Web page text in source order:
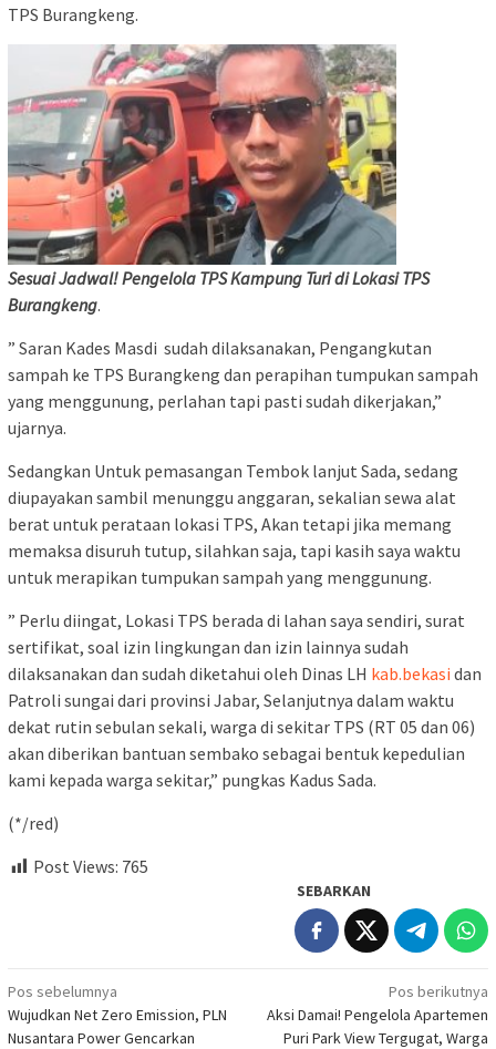
TPS Burangkeng.
Sesuai Jadwal! Pengelola TPS Kampung Turi di Lokasi TPS
Burangkeng.
” Saran Kades Masdi sudah dilaksanakan, Pengangkutan
sampah ke TPS Burangkeng dan perapihan tumpukan sampah
yang menggunung, perlahan tapi pasti sudah dikerjakan,”
ujarnya.
Sedangkan Untuk pemasangan Tembok lanjut Sada, sedang
diupayakan sambil menunggu anggaran, sekalian sewa alat
berat untuk perataan lokasi TPS, Akan tetapi jika memang
memaksa disuruh tutup, silahkan saja, tapi kasih saya waktu
untuk merapikan tumpukan sampah yang menggunung.
” Perlu diingat, Lokasi TPS berada di lahan saya sendiri, surat
sertifikat, soal izin lingkungan dan izin lainnya sudah
dilaksanakan dan sudah diketahui oleh Dinas LH kab.bekasi dan
Patroli sungai dari provinsi Jabar, Selanjutnya dalam waktu
dekat rutin sebulan sekali, warga di sekitar TPS (RT 05 dan 06)
akan diberikan bantuan sembako sebagai bentuk kepedulian
kami kepada warga sekitar,” pungkas Kadus Sada.
(*/red)
Post Views: 765
SEBARKAN
Navigasi
pos
Pos sebelumnya
Wujudkan Net Zero Emission, PLN
Nusantara Power Gencarkan
Pos berikutnya
Aksi Damai! Pengelola Apartemen
Puri Park View Tergugat, Warga